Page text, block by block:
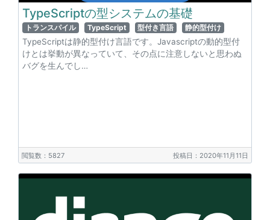
TypeScriptの型システムの基礎
トランスパイル TypeScript 型付き言語 静的型付け
TypeScriptは静的型付け言語です。Javascriptの動的型付
けとは挙動が異なっていて、その点に注意しないと思わぬ
バグを生んでし…
閲覧数：5827 投稿日：2020年11月11日